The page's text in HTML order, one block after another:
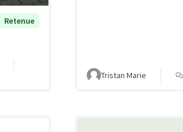
Retenue
Tristan Marie